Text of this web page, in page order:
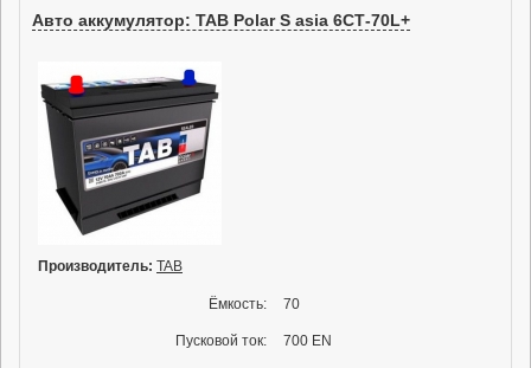
Авто аккумулятор: TAB Polar S asia 6СТ-70L+
Производитель: TAB
Ёмкость: 70
Пусковой ток: 700 EN